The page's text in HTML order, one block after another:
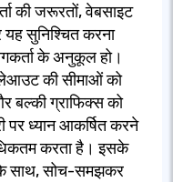
की जरूरतों, वेबसाइट
यह सुनिश्चित करना
के अनुकूल हो।
की सीमाओं को
बल्की ग्राफिक्स को
पर ध्यान आकर्षित करने
करता है। इसके
के साथ, सोच-समझकर